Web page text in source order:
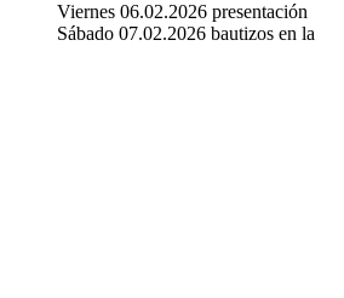
Viernes 06.02.2026 presentación
Sábado 07.02.2026 bautizos en la